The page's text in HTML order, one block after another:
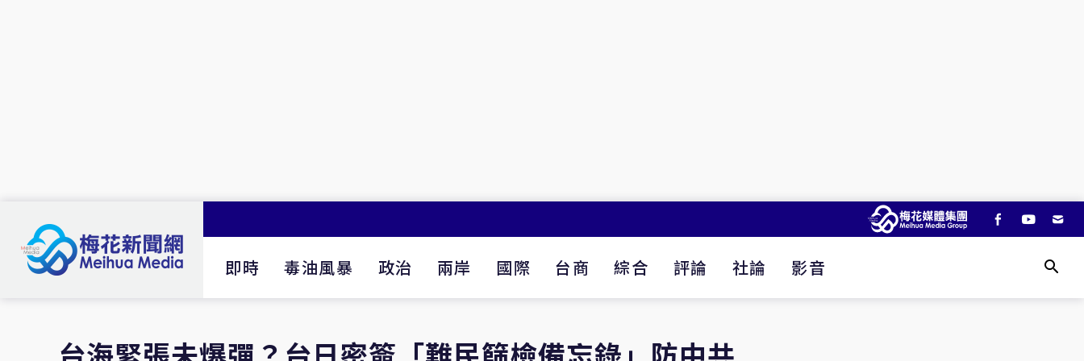
即時 毒油風暴 政治 兩岸 國際 台商 綜合 評論 社論 影音